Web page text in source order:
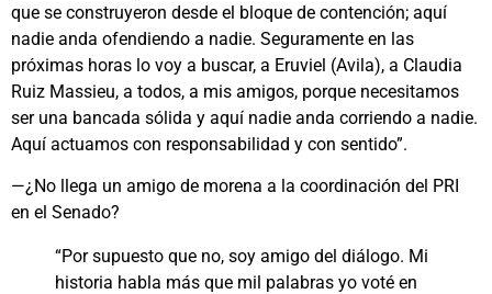
que se construyeron desde el bloque de contención; aquí
nadie anda ofendiendo a nadie. Seguramente en las
próximas horas lo voy a buscar, a Eruviel (Avila), a Claudia
Ruiz Massieu, a todos, a mis amigos, porque necesitamos
ser una bancada sólida y aquí nadie anda corriendo a nadie.
Aquí actuamos con responsabilidad y con sentido”.
—¿No llega un amigo de morena a la coordinación del PRI
en el Senado?
“Por supuesto que no, soy amigo del diálogo. Mi
historia habla más que mil palabras yo voté en